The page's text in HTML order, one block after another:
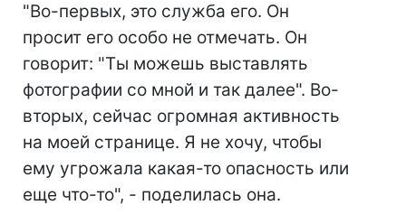
"Во-первых, это служба его. Он
просит его особо не отмечать. Он
говорит: "Ты можешь выставлять
фотографии со мной и так далее". Во-
вторых, сейчас огромная активность
на моей странице. Я не хочу, чтобы
ему угрожала какая-то опасность или
еще что-то", - поделилась она.